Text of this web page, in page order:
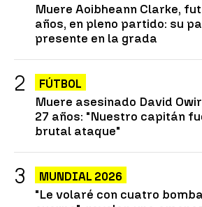
Muere Aoibheann Clarke,
años, en pleno partido: su
presente en la grada
FÚTBOL
Muere asesinado David
27 años: "Nuestro capitán
brutal ataque"
MUNDIAL 2026
"Le volaré con cuatro